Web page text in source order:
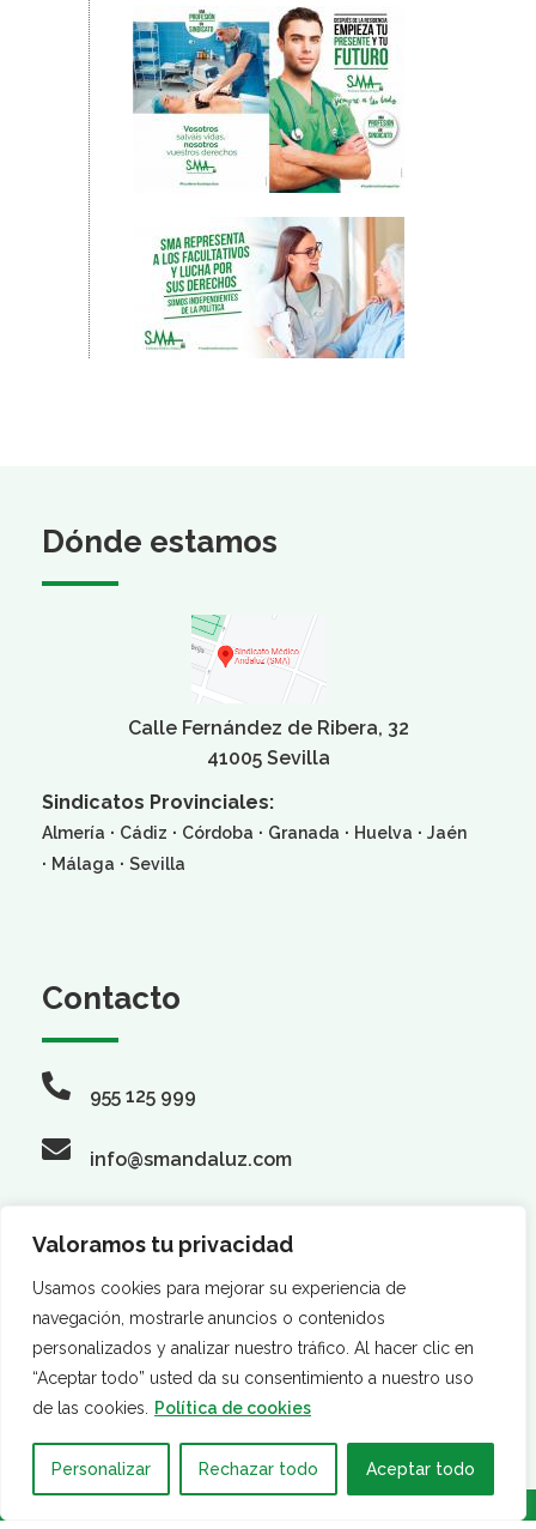
Valoramos tu privacidad
Usamos cookies para mejorar su experiencia de
navegación, mostrarle anuncios o contenidos
personalizados y analizar nuestro tráfico. Al hacer clic en
“Aceptar todo” usted da su consentimiento a nuestro uso
de las cookies.
Política de cookies
Personalizar Rechazar todo Aceptar todo
Dónde estamos
Calle Fernández de Ribera, 32
41005 Sevilla
Sindicatos Provinciales:
Almería · Cádiz · Córdoba · Granada · Huelva · Jaén
· Málaga · Sevilla
Contacto
955 125 999
info@smandaluz.com
Síguenos